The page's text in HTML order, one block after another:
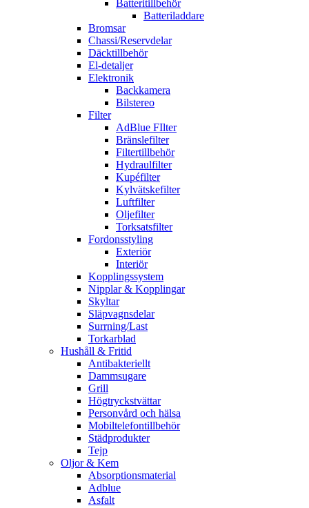
Batteritillbehör
Batteriladdare
Bromsar
Chassi/Reservdelar
Däcktillbehör
El-detaljer
Elektronik
Backkamera
Bilstereo
Filter
AdBlue FIlter
Bränslefilter
Filtertillbehör
Hydraulfilter
Kupéfilter
Kylvätskefilter
Luftfilter
Oljefilter
Torksatsfilter
Fordonsstyling
Exteriör
Interiör
Kopplingssystem
Nipplar & Kopplingar
Skyltar
Släpvagnsdelar
Surrning/Last
Torkarblad
Hushåll & Fritid
Antibakteriellt​
Dammsugare
Grill
Högtryckstvättar
Personvård och hälsa
Mobiltelefontillbehör
Städprodukter
Tejp
Oljor & Kem
Absorptionsmaterial
Adblue
Asfalt